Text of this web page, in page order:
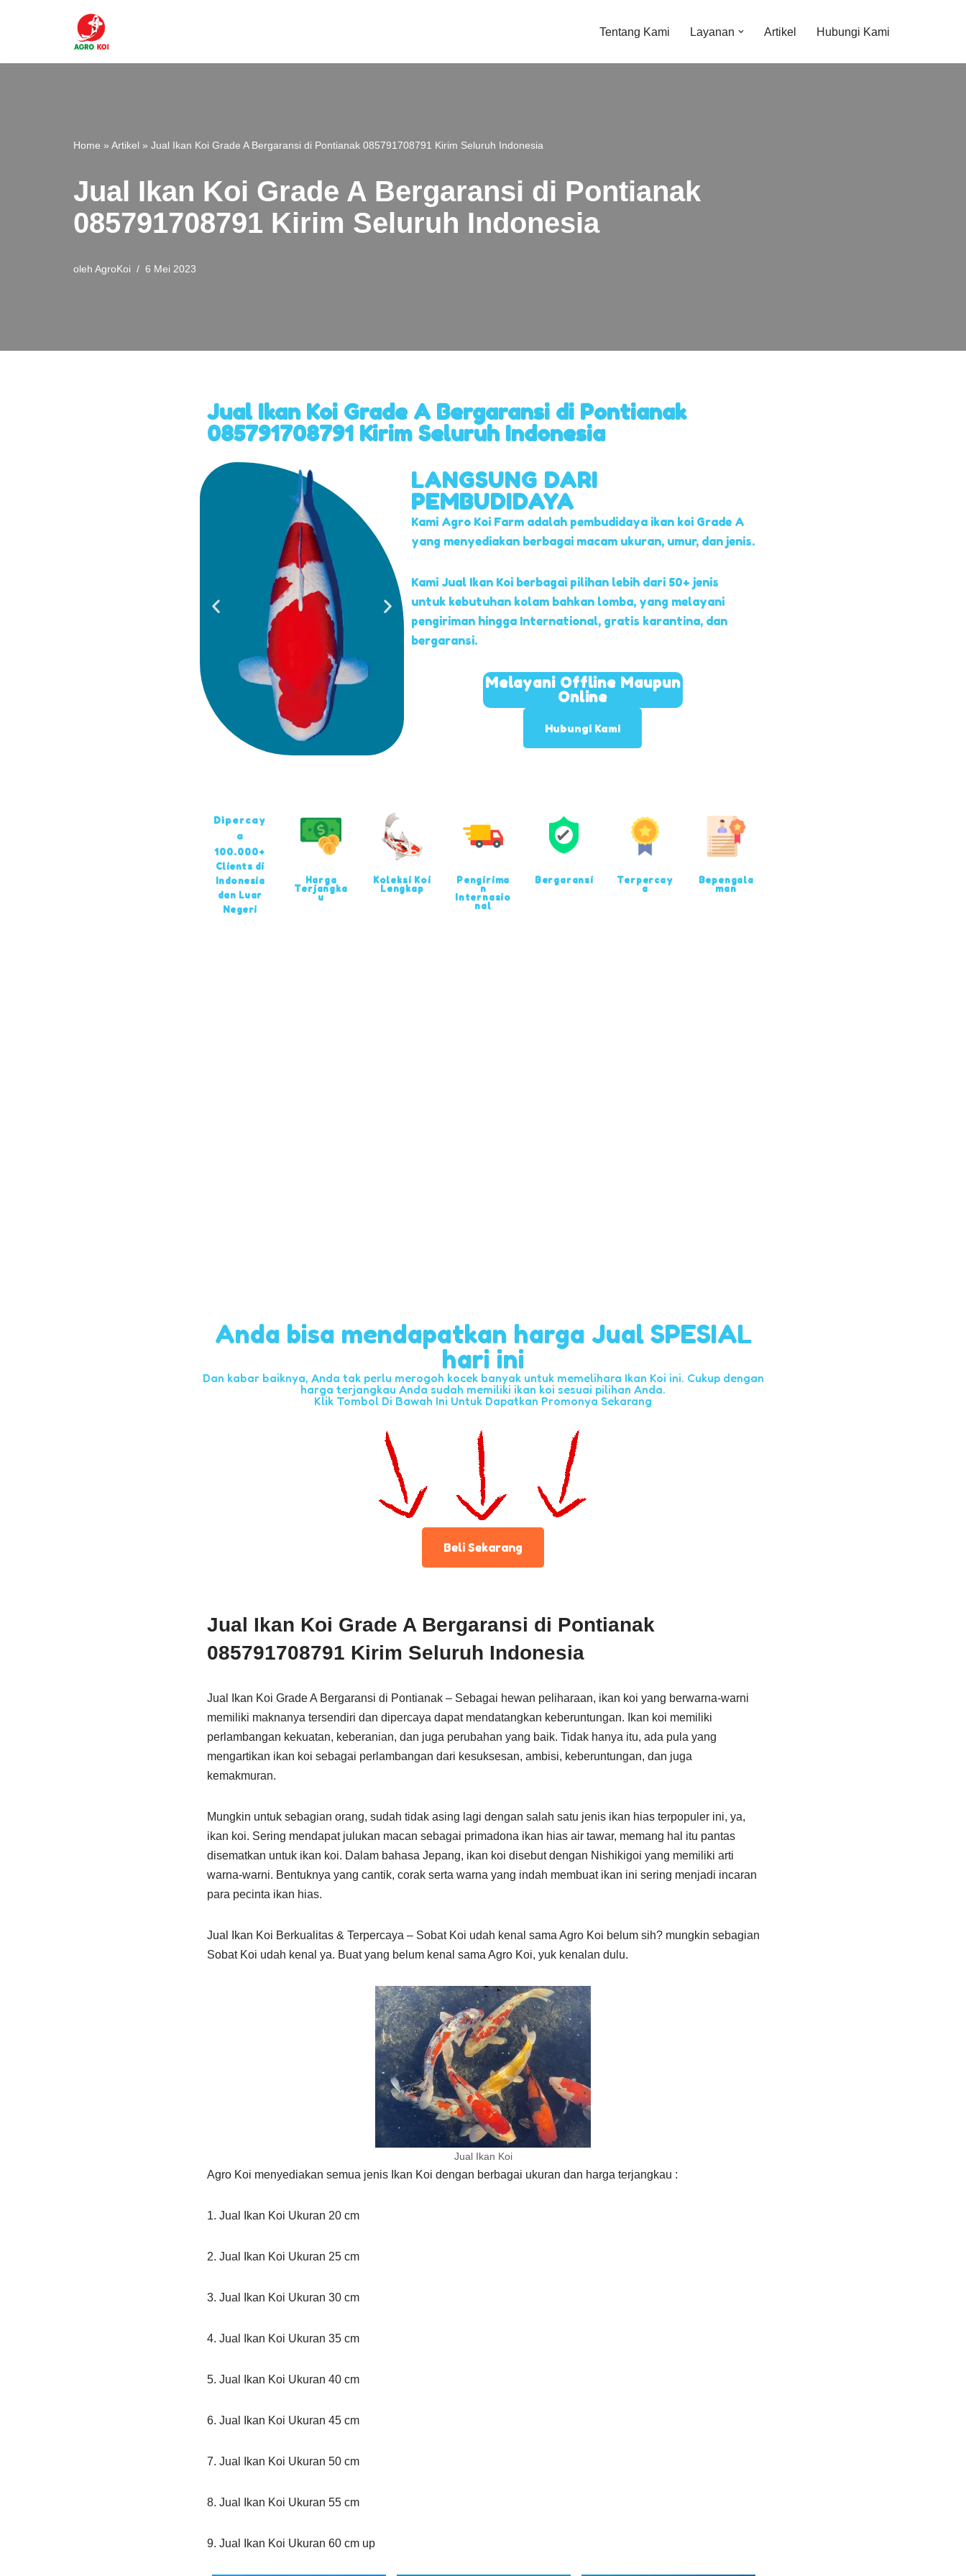
Tentang Kami Layanan Artikel Hubungi Kami
Home » Artikel » Jual Ikan Koi Grade A Bergaransi di Pontianak 085791708791 Kirim Seluruh Indonesia
Jual Ikan Koi Grade A Bergaransi di Pontianak
085791708791 Kirim Seluruh Indonesia
oleh AgroKoi 6 Mei 2023
Jual Ikan Koi Grade A Bergaransi di Pontianak
085791708791 Kirim Seluruh Indonesia
LANGSUNG DARI
PEMBUDIDAYA
Kami Agro Koi Farm adalah pembudidaya ikan koi Grade A
yang menyediakan berbagai macam ukuran, umur, dan jenis.
Kami Jual Ikan Koi berbagai pilihan lebih dari 50+ jenis
untuk kebutuhan kolam bahkan lomba, yang melayani
pengiriman hingga International, gratis karantina, dan
bergaransi.
Melayani Offline Maupun
Online
Hubungi Kami
Dipercay
a
100.000+
Clients di
Indonesia
dan Luar
Negeri
Harga
Terjangka
u
Koleksi Koi
Lengkap
Pengirima
n
Internasio
nal
Bergaransi
Terpercay
a
Bepengala
man
Anda bisa mendapatkan harga Jual SPESIAL
hari ini
Dan kabar baiknya, Anda tak perlu merogoh kocek banyak untuk memelihara Ikan Koi ini. Cukup dengan
harga terjangkau Anda sudah memiliki ikan koi sesuai pilihan Anda.
Klik Tombol Di Bawah Ini Untuk Dapatkan Promonya Sekarang
Beli Sekarang
Jual Ikan Koi Grade A Bergaransi di Pontianak
085791708791 Kirim Seluruh Indonesia
Jual Ikan Koi Grade A Bergaransi di Pontianak – Sebagai hewan peliharaan, ikan koi yang berwarna-warni
memiliki maknanya tersendiri dan dipercaya dapat mendatangkan keberuntungan. Ikan koi memiliki
perlambangan kekuatan, keberanian, dan juga perubahan yang baik. Tidak hanya itu, ada pula yang
mengartikan ikan koi sebagai perlambangan dari kesuksesan, ambisi, keberuntungan, dan juga
kemakmuran.
Mungkin untuk sebagian orang, sudah tidak asing lagi dengan salah satu jenis ikan hias terpopuler ini, ya,
ikan koi. Sering mendapat julukan macan sebagai primadona ikan hias air tawar, memang hal itu pantas
disematkan untuk ikan koi. Dalam bahasa Jepang, ikan koi disebut dengan Nishikigoi yang memiliki arti
warna-warni. Bentuknya yang cantik, corak serta warna yang indah membuat ikan ini sering menjadi incaran
para pecinta ikan hias.
Jual Ikan Koi Berkualitas & Terpercaya – Sobat Koi udah kenal sama Agro Koi belum sih? mungkin sebagian
Sobat Koi udah kenal ya. Buat yang belum kenal sama Agro Koi, yuk kenalan dulu.
Jual Ikan Koi
Agro Koi menyediakan semua jenis Ikan Koi dengan berbagai ukuran dan harga terjangkau :
1. Jual Ikan Koi Ukuran 20 cm
2. Jual Ikan Koi Ukuran 25 cm
3. Jual Ikan Koi Ukuran 30 cm
4. Jual Ikan Koi Ukuran 35 cm
5. Jual Ikan Koi Ukuran 40 cm
6. Jual Ikan Koi Ukuran 45 cm
7. Jual Ikan Koi Ukuran 50 cm
8. Jual Ikan Koi Ukuran 55 cm
9. Jual Ikan Koi Ukuran 60 cm up